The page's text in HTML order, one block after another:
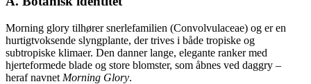
Morning glory tilhører snerlefamilien (Convolvulaceae) og er en
hurtigtvoksende slyngplante, der trives i både tropiske og
subtropiske klimaer. Den danner lange, elegante ranker med
hjerteformede blade og store blomster, som åbnes ved daggry –
heraf navnet Morning Glory.